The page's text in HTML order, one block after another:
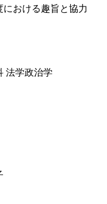
における趣旨と協力
法学政治学